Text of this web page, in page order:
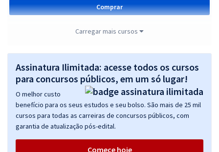
Comprar
TCE RN - Tribunal de Contas do Estado do Rio Grande do Norte -
Auditor de Controle Externo – Especialidade: Tecnologia da
Informação
R$ 479,92à vista
ou 12x de
R$ 39,99
Economize R$ 119,98 (-20%)
Comprar
Carregar mais cursos
Assinatura Ilimitada: acesse todos os cursos
para concursos públicos, em um só lugar!
O melhor custo
benefício para os seus estudos e seu bolso. São mais de 25 mil
cursos para todas as carreiras de concursos públicos, com
garantia de atualização pós-edital.
Comece hoje